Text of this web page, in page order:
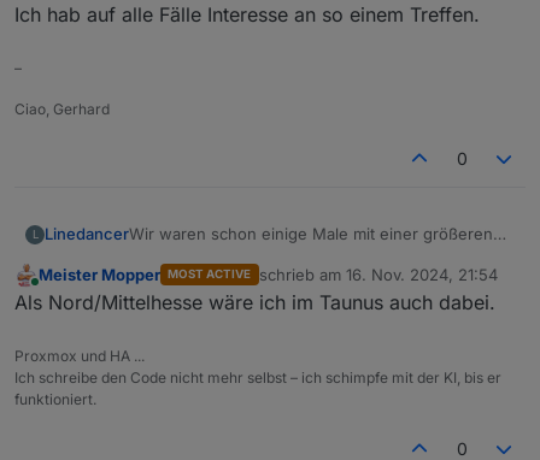
Ich hab auf alle Fälle Interesse an so einem Treffen.
–
Ciao, Gerhard
0
L LinedancerWir waren schon einige Male mit einer größeren
Ich hab auf alle Fälle Interesse an so einem
Treffen.
Online
Meister Mopper MOST ACTIVE schrieb am 16. Nov. 2024, 21:54
zuletzt editiert von
Als Nord/Mittelhesse wäre ich im Taunus auch dabei.
Proxmox und HA ...
Ich schreibe den Code nicht mehr selbst – ich schimpfe mit der KI, bis er
funktioniert.
0